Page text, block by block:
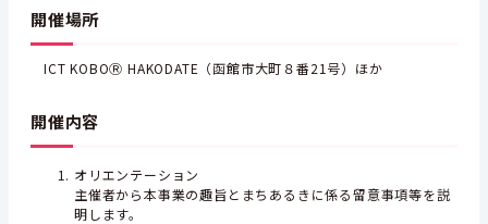
開催場所
ICT KOBOⓇ HAKODATE（函館市大町８番21号）ほか
開催内容
オリエンテーション
主催者から本事業の趣旨とまちあるきに係る留意事項等を説
明します。